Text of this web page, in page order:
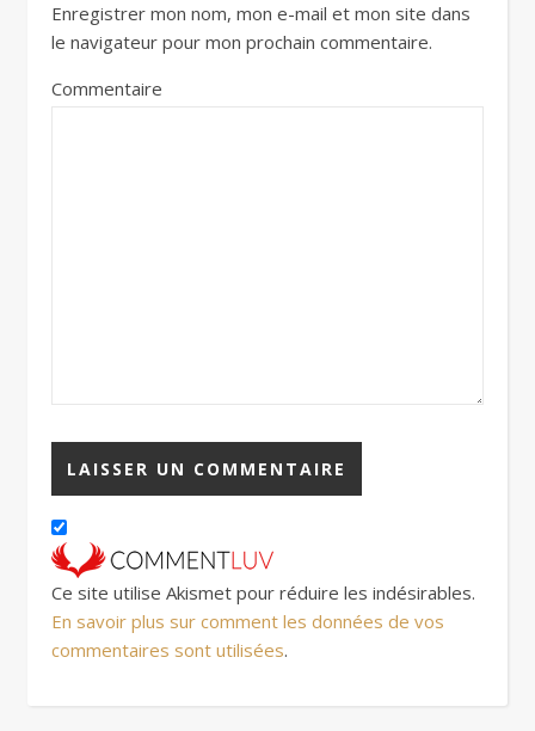
Enregistrer mon nom, mon e-mail et mon site dans
le navigateur pour mon prochain commentaire.
Commentaire
Ce site utilise Akismet pour réduire les indésirables.
En savoir plus sur comment les données de vos
commentaires sont utilisées.